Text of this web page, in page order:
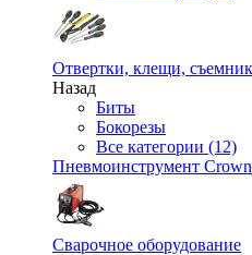
Отвертки, клещи,
Назад
Биты
Бокорезы
Все категории (12)
Пневмоинструмент Crown
Сварочное оборудование